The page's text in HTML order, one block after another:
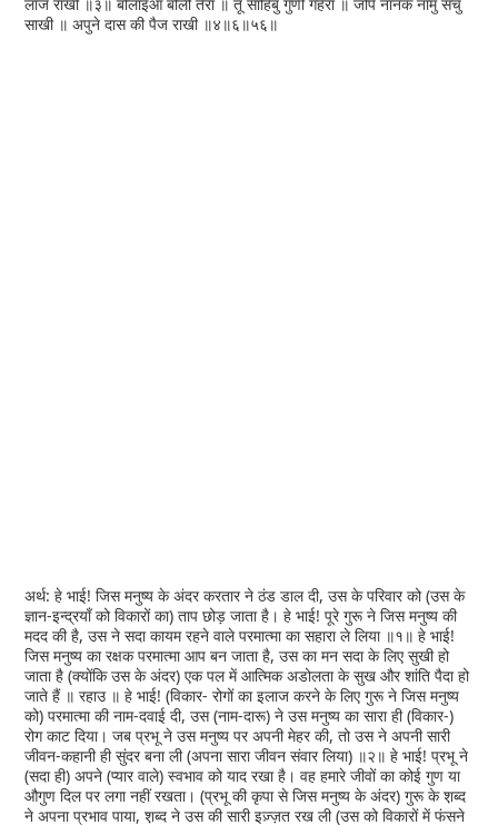
साखी ॥ अपुने दास की पैज राखी ॥४॥६॥५६॥
अर्थ: हे भाई! जिस मनुष्य के अंदर करतार ने ठंड डाल दी, उस के परिवार को (उस के
ज्ञान-इन्द्रयाँ को विकारों का) ताप छोड़ जाता है। हे भाई! पूरे गुरू ने जिस मनुष्य की
मदद की है, उस ने सदा कायम रहने वाले परमात्मा का सहारा ले लिया ॥१॥ हे भाई!
जिस मनुष्य का रक्षक परमात्मा आप बन जाता है, उस का मन सदा के लिए सुखी हो
जाता है (क्योंकि उस के अंदर) एक पल में आत्मिक अडोलता के सुख और शांति पैदा हो
जाते हैं ॥ रहाउ ॥ हे भाई! (विकार- रोगों का इलाज करने के लिए गुरू ने जिस मनुष्य
को) परमात्मा की नाम-दवाई दी, उस (नाम-दारू) ने उस मनुष्य का सारा ही (विकार-)
रोग काट दिया। जब प्रभू ने उस मनुष्य पर अपनी मेहर की, तो उस ने अपनी सारी
जीवन-कहानी ही सुंदर बना ली (अपना सारा जीवन संवार लिया) ॥२॥ हे भाई! प्रभू ने
(सदा ही) अपने (प्यार वाले) स्वभाव को याद रखा है। वह हमारे जीवों का कोई गुण या
औगुण दिल पर लगा नहीं रखता। (प्रभू की कृपा से जिस मनुष्य के अंदर) गुरू के श़ब्द
ने अपना प्रभाव पाया, श़ब्द ने उस की सारी इज़्ज़त रख ली (उस को विकारों में फंसने